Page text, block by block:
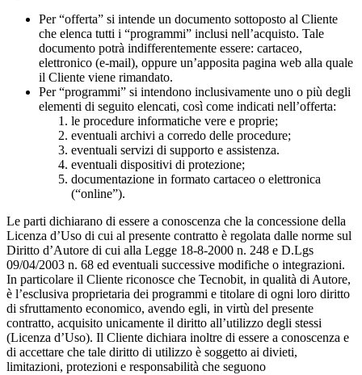
Per “offerta” si intende un documento sottoposto al Cliente
che elenca tutti i “programmi” inclusi nell’acquisto. Tale
documento potrà indifferentemente essere: cartaceo,
elettronico (e-mail), oppure un’apposita pagina web alla quale
il Cliente viene rimandato.
Per “programmi” si intendono inclusivamente uno o più degli
elementi di seguito elencati, così come indicati nell’offerta:
le procedure informatiche vere e proprie;
eventuali archivi a corredo delle procedure;
eventuali servizi di supporto e assistenza.
eventuali dispositivi di protezione;
documentazione in formato cartaceo o elettronica
(“online”).
Le parti dichiarano di essere a conoscenza che la concessione della
Licenza d’Uso di cui al presente contratto è regolata dalle norme sul
Diritto d’Autore di cui alla Legge 18-8-2000 n. 248 e D.Lgs
09/04/2003 n. 68 ed eventuali successive modifiche o integrazioni.
In particolare il Cliente riconosce che Tecnobit, in qualità di Autore,
è l’esclusiva proprietaria dei programmi e titolare di ogni loro diritto
di sfruttamento economico, avendo egli, in virtù del presente
contratto, acquisito unicamente il diritto all’utilizzo degli stessi
(Licenza d’Uso). Il Cliente dichiara inoltre di essere a conoscenza e
di accettare che tale diritto di utilizzo è soggetto ai divieti,
limitazioni, protezioni e responsabilità che seguono